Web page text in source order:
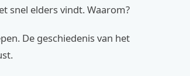
snel elders vindt. Waarom?
De geschiedenis van het